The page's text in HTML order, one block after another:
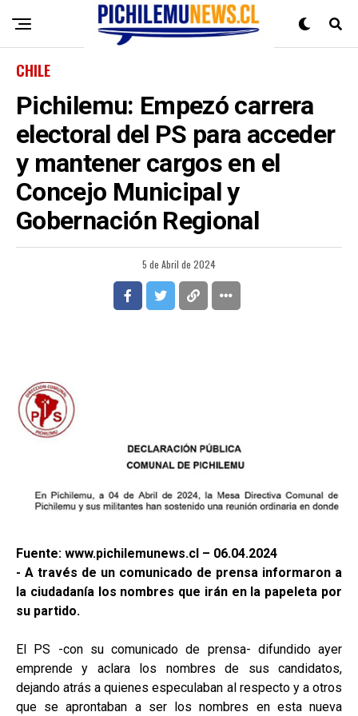
CHILE
Pichilemu: Empezó carrera
electoral del PS para acceder
y mantener cargos en el
Concejo Municipal y
Gobernación Regional
5 de Abril de 2024
Fuente: www.pichilemunews.cl – 06.04.2024
- A través de un comunicado de prensa informaron a
la ciudadanía los nombres que irán en la papeleta por
su partido.
El PS -con su comunicado de prensa- difundido ayer
emprende y aclara los nombres de sus candidatos,
dejando atrás a quienes especulaban al respecto y a otros
que se aprontaban a ser los nombres en esta nueva